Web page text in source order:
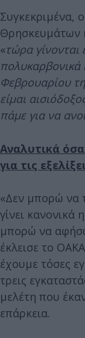
Συγκεκριμένα,
Θρησκευμάτων
«τώρα γίνονται
πολυκαρβονικά
Φεβρουαρίου
είμαι
πάμε για να
Αναλυτικά
για τις
«Δεν μπορώ να
γίνει
μπορώ να
έκλεισε το
έχουμε τόσες
τρεις
μελέτη που
επάρκεια.